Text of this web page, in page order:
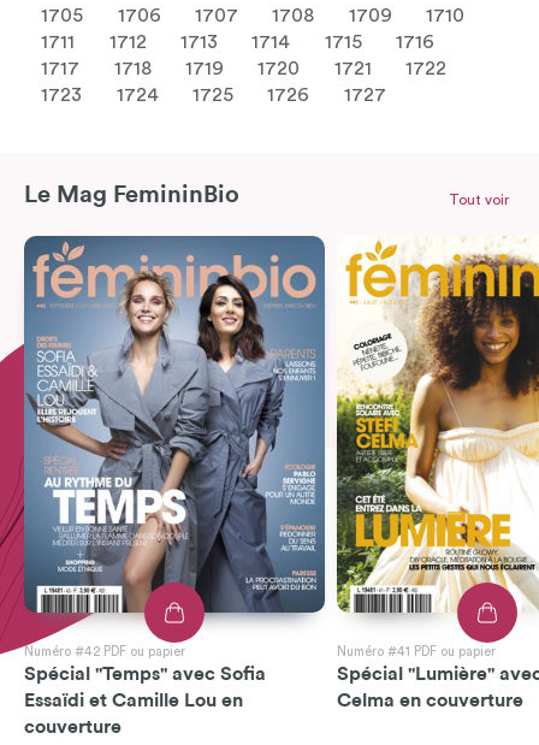
1705
1706 1707 1708 1709
1710
1711
1712 1713 1714 1715
1716
1717
1718 1719 1720 1721
1722
1723
1724 1725 1726 1727
Le Mag FemininBio
Numéro #42 PDF ou papier
Spécial "Temps" avec Sofia
Essaïdi et Camille Lou en
couverture
Numéro #41 PDF ou papier
Spécial "Lumière"
Celma en couverture
Tout voir